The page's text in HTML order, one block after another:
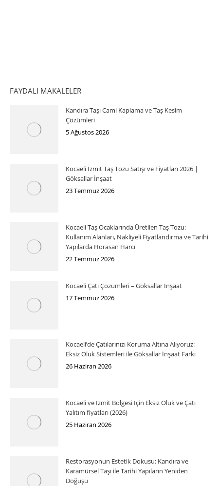
FAYDALI MAKALELER
Kandıra Taşı Cami Kaplama ve Taş Kesim
Çözümleri
5 Ağustos 2026
Kocaeli İzmit Taş Tozu Satışı ve Fiyatları 2026 |
Göksallar İnşaat
23 Temmuz 2026
Kocaeli Taş Ocaklarında Üretilen Taş Tozu:
Kullanım Alanları, Nakliyeli Fiyatlandırma ve Tarihi
Yapılarda Horasan Harcı
22 Temmuz 2026
Kocaeli Çatı Çözümleri – Göksallar İnşaat
17 Temmuz 2026
Kocaeli’de Çatılarınızı Koruma Altına Alıyoruz:
Eksiz Oluk Sistemleri ile Göksallar İnşaat Farkı
26 Haziran 2026
Kocaeli ve İzmit Bölgesi İçin Eksiz Oluk ve Çatı
Yalıtım fiyatları (2026)
25 Haziran 2026
Restorasyonun Estetik Dokusu: Kandıra ve
Karamürsel Taşı ile Tarihi Yapıların Yeniden
Doğuşu